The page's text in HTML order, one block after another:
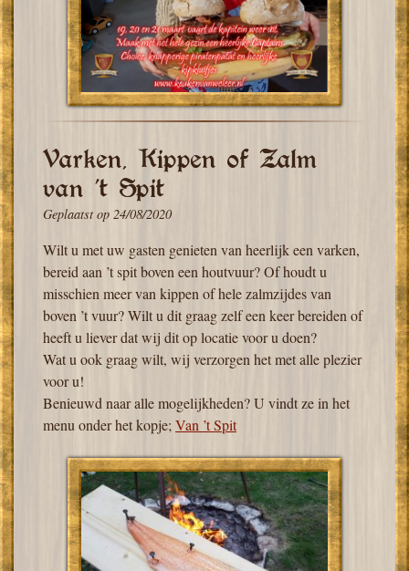
Varken, Kippen of Zalm
van ’t Spit
Geplaatst op 24/08/2020
Wilt u met uw gasten genieten van heerlijk een varken,
bereid aan ’t spit boven een houtvuur?Of houdt u
misschien meer van kippen of hele zalmzijdes van
boven ’t vuur? Wilt u dit graag zelf een keer bereiden of
heeft u liever dat wij dit op locatie voor u doen?
Wat u ook graag wilt, wij verzorgen het met alle plezier
voor u!
Benieuwd naar alle mogelijkheden? U vindt ze in het
menu onder het kopje;Van ’t Spit